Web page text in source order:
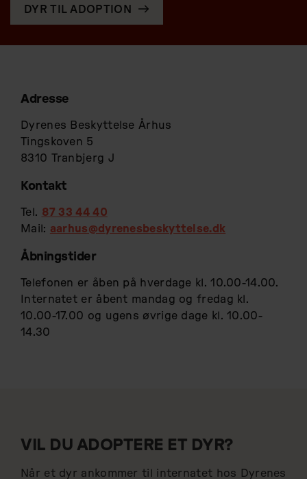
DYR TIL ADOPTION
Adresse
Dyrenes Beskyttelse Århus
Tingskoven 5
8310 Tranbjerg J
Kontakt
Tel. 87 33 44 40
Mail: aarhus@dyrenesbeskyttelse.dk
Åbningstider
Telefonen er åben på hverdage kl. 10.00-14.00.
Internatet er åbent mandag og fredag kl.
10.00-17.00 og ugens øvrige dage kl. 10.00-
14.30
VIL DU ADOPTERE ET DYR?
Når et dyr ankommer til internatet hos Dyrenes